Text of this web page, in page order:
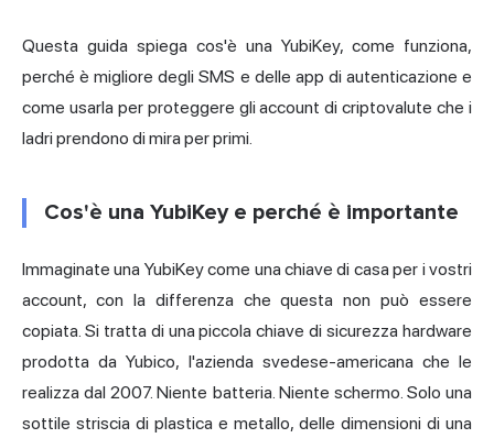
Questa guida spiega cos'è una YubiKey, come funziona,
perché è migliore degli SMS e delle app di autenticazione e
come usarla per proteggere gli account di criptovalute che i
ladri prendono di mira per primi.
Cos'è una YubiKey e perché è importante
Immaginate una YubiKey come una chiave di casa per i vostri
account, con la differenza che questa non può essere
copiata. Si tratta di una piccola chiave di sicurezza hardware
prodotta da Yubico, l'azienda svedese-americana che le
realizza dal 2007. Niente batteria. Niente schermo. Solo una
sottile striscia di plastica e metallo, delle dimensioni di una